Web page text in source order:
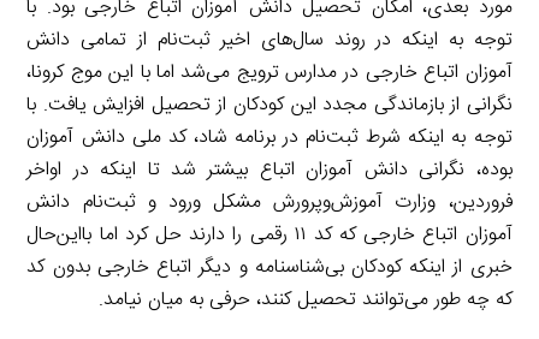
مورد بعدی، امکان تحصیل دانش آموزان اتباع خارجی بود. با
توجه به اینکه در روند سال‌های اخیر ثبت‌نام از تمامی دانش
آموزان اتباع خارجی در مدارس ترویج می‌شد اما با این موج کرونا،
نگرانی از بازماندگی مجدد این کودکان از تحصیل افزایش یافت. با
توجه به اینکه شرط ثبت‌نام در برنامه شاد، کد ملی دانش آموزان
بوده، نگرانی دانش آموزان اتباع بیشتر شد تا اینکه در اواخر
فروردین، وزارت آموزش‌وپرورش مشکل ورود و ثبت‌نام دانش
آموزان اتباع خارجی که کد ۱۱ رقمی را دارند حل کرد اما بااین‌حال
خبری از اینکه کودکان بی‌شناسنامه و دیگر اتباع خارجی بدون کد
که چه طور می‌توانند تحصیل کنند، حرفی به میان نیامد.